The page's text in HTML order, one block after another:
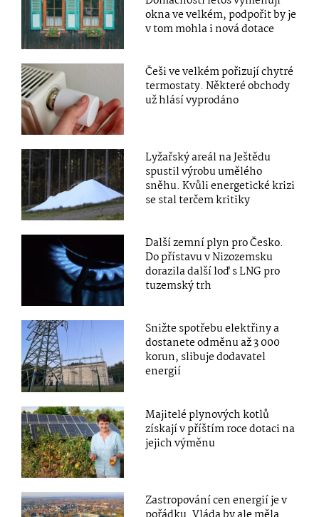
okna ve velkém, podpořit by je
v tom mohla i nová dotace
Češi ve velkém pořizují chytré
termostaty. Některé obchody
už hlásí vyprodáno
Lyžařský areál na Ještědu
spustil výrobu umělého
sněhu. Kvůli energetické krizi
se stal terčem kritiky
Další zemní plyn pro Česko.
Do přístavu v Nizozemsku
dorazila další loď s LNG pro
tuzemský trh
Snižte spotřebu elektřiny a
dostanete odměnu až 3 000
korun, slibuje dodavatel
energií
Majitelé plynových kotlů
získají v příštím roce dotaci na
jejich výměnu
Zastropování cen energií je v